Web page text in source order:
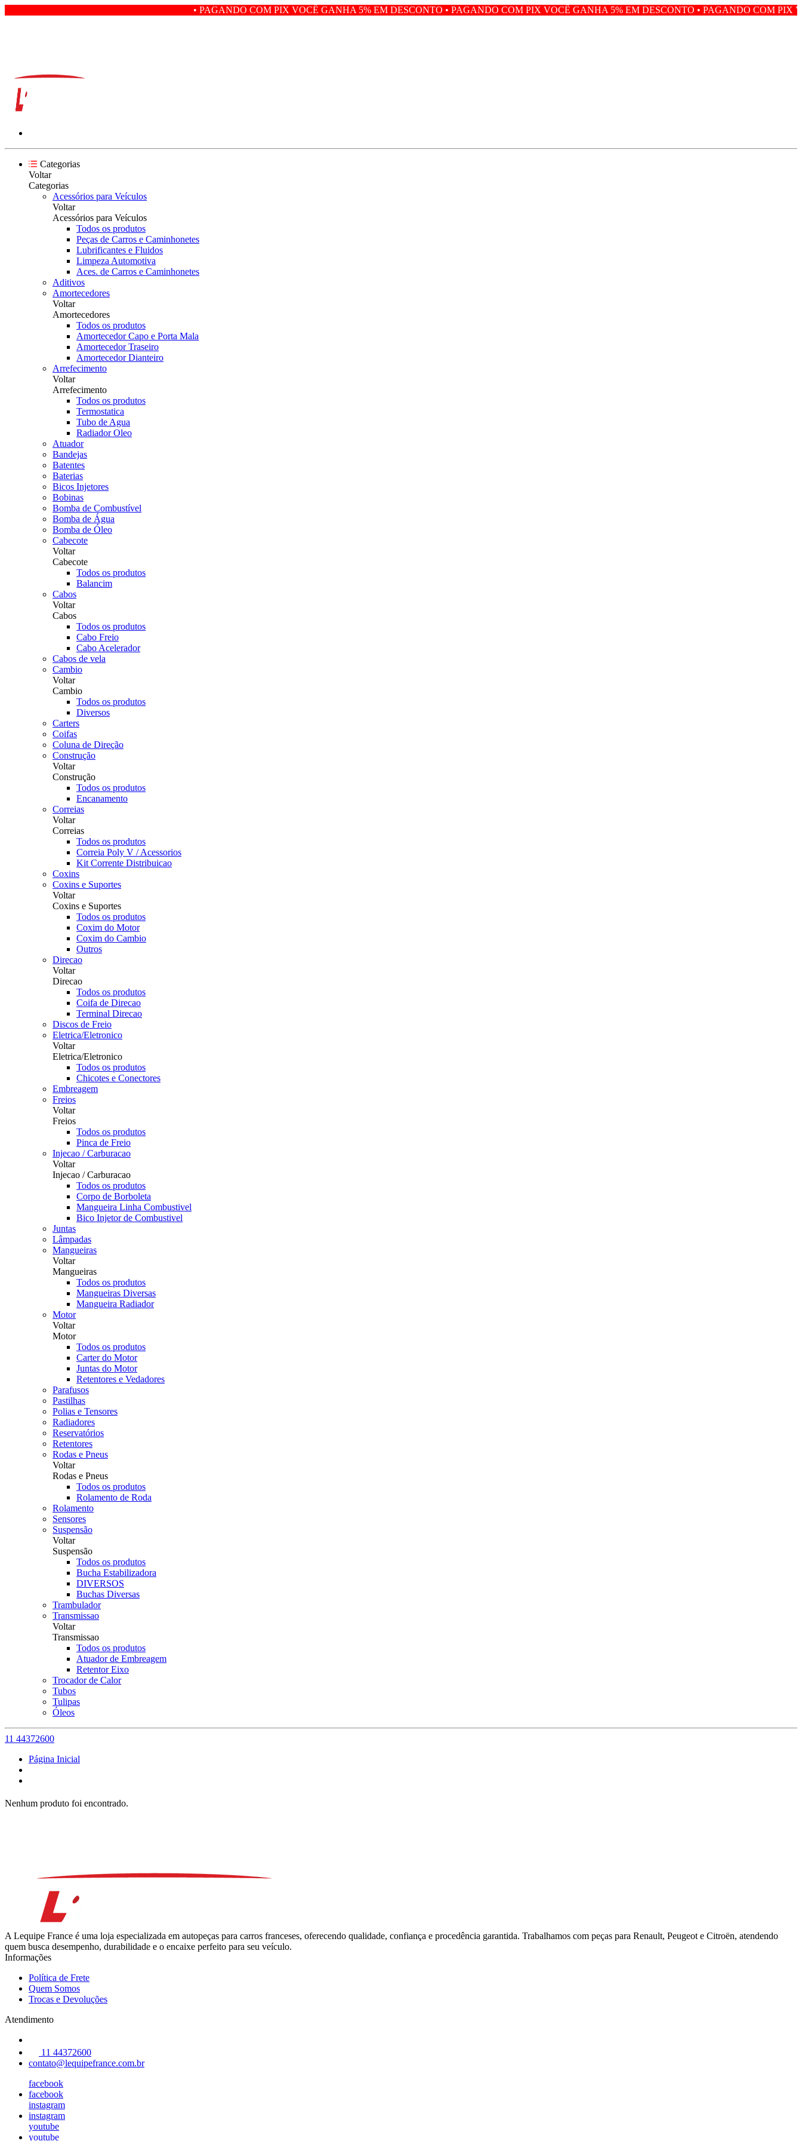
• PAGANDO COM PIX VOCÊ GANHA 5% EM DESCONTO • PAGANDO COM PIX VOCÊ GANHA 5% EM DESCONTO • PAGANDO COM PIX VOCÊ GANHA 5%
Categorias
Voltar
Categorias
Acessórios para Veículos
Voltar
Acessórios para Veículos
Todos os produtos
Peças de Carros e Caminhonetes
Lubrificantes e Fluidos
Limpeza Automotiva
Aces. de Carros e Caminhonetes
Aditivos
Amortecedores
Voltar
Amortecedores
Todos os produtos
Amortecedor Capo e Porta Mala
Amortecedor Traseiro
Amortecedor Dianteiro
Arrefecimento
Voltar
Arrefecimento
Todos os produtos
Termostatica
Tubo de Agua
Radiador Oleo
Atuador
Bandejas
Batentes
Baterias
Bicos Injetores
Bobinas
Bomba de Combustível
Bomba de Água
Bomba de Óleo
Cabecote
Voltar
Cabecote
Todos os produtos
Balancim
Cabos
Voltar
Cabos
Todos os produtos
Cabo Freio
Cabo Acelerador
Cabos de vela
Cambio
Voltar
Cambio
Todos os produtos
Diversos
Carters
Coifas
Coluna de Direção
Construção
Voltar
Construção
Todos os produtos
Encanamento
Correias
Voltar
Correias
Todos os produtos
Correia Poly V / Acessorios
Kit Corrente Distribuicao
Coxins
Coxins e Suportes
Voltar
Coxins e Suportes
Todos os produtos
Coxim do Motor
Coxim do Cambio
Outros
Direcao
Voltar
Direcao
Todos os produtos
Coifa de Direcao
Terminal Direcao
Discos de Freio
Eletrica/Eletronico
Voltar
Eletrica/Eletronico
Todos os produtos
Chicotes e Conectores
Embreagem
Freios
Voltar
Freios
Todos os produtos
Pinca de Freio
Injecao / Carburacao
Voltar
Injecao / Carburacao
Todos os produtos
Corpo de Borboleta
Mangueira Linha Combustivel
Bico Injetor de Combustivel
Juntas
Lâmpadas
Mangueiras
Voltar
Mangueiras
Todos os produtos
Mangueiras Diversas
Mangueira Radiador
Motor
Voltar
Motor
Todos os produtos
Carter do Motor
Juntas do Motor
Retentores e Vedadores
Parafusos
Pastilhas
Polias e Tensores
Radiadores
Reservatórios
Retentores
Rodas e Pneus
Voltar
Rodas e Pneus
Todos os produtos
Rolamento de Roda
Rolamento
Sensores
Suspensão
Voltar
Suspensão
Todos os produtos
Bucha Estabilizadora
DIVERSOS
Buchas Diversas
Trambulador
Transmissao
Voltar
Transmissao
Todos os produtos
Atuador de Embreagem
Retentor Eixo
Trocador de Calor
Tubos
Tulipas
Óleos
11 44372600
Página Inicial
Nenhum produto foi encontrado.
A Lequipe France é uma loja especializada em autopeças para carros franceses, oferecendo qualidade, confiança e procedência garantida. Trabalhamos com peças para Renault, Peugeot e Citroën, atendendo
quem busca desempenho, durabilidade e o encaixe perfeito para seu veículo.
Informações
Política de Frete
Quem Somos
Trocas e Devoluções
Atendimento
11 44372600
contato@lequipefrance.com.br
facebook
facebook
instagram
instagram
youtube
youtube